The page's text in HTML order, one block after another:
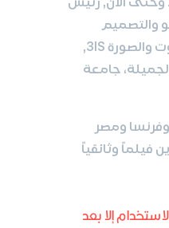
2017, مدرس لفن الفيديو والتصميم
الجرافيكي والتصوير الضوئي. محاضر في التصوير الضوئي في المعهد الدولي للصوت والصورة 3IS,
الجميلة، جامعة
ومصر
فيلماً وثائقياً
إلا بعد